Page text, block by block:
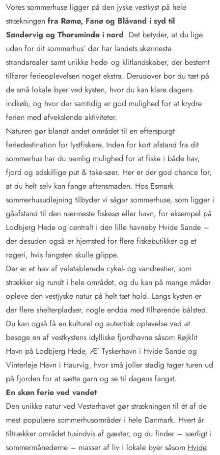
Vores sommerhuse ligger på den jyske vestkyst på hele
strækningen fra Rømø, Fanø og Blåvand i syd til
Søndervig og Thorsminde i nord. Det betyder, at du lige
uden for dit sommerhus’ dør har landets skønneste
strandarealer samt unikke hede- og klitlandskaber, der bestemt
tilfører ferieoplevelsen noget ekstra. Derudover bor du tæt på
de små lokale byer ved kysten, hvor du kan klare dagens
indkøb, og hvor der samtidig er god mulighed for at krydre
ferien med afvekslende aktiviteter.
Naturen gør blandt andet området til en efterspurgt
feriedestination for lystfiskere. Inden for kort afstand fra dit
sommerhus har du nemlig mulighed for at fiske i både hav,
fjord og adskillige put & take-søer. Her er der god chance for,
at du helt selv kan fange aftensmaden. Hos Esmark
sommerhusudlejning tilbyder vi sågar sommerhuse, som ligger i
gåafstand til den nærmeste fiskesø eller havn, for eksempel på
Lodbjerg Hede og centralt i den lille havneby Hvide Sande –
der desuden også er hjemsted for flere fiskebutikker og et
røgeri, hvis fangsten skulle glippe.
Der er et hav af veletablerede cykel- og vandrestier, som
strækker sig rundt i hele området, og du kan på mange måder
opleve den vestjyske natur på helt tæt hold. Langs kysten er
der flere shelterpladser, nogle endda med tilhørende bålsted.
Du kan også få en kulturel og autentisk oplevelse ved at
besøge en af vestkystens idylliske fjordhavne såsom Røjklit
Havn på Lodbjerg Hede, Æ’ Tyskerhavn i Hvide Sande og
Vinterleje Havn i Haurvig, hvor små joller stadig tager turen ud
på fjorden for at sætte garn og se til dagens fangst.
En skøn ferie ved vandet
Den unikke natur ved Vesterhavet gør strækningen til ét af de
mest populære sommerhusområder i hele Danmark. Hvert år
tiltrækker området tusindvis af gæster, og du finder – særligt i
sommermånederne – masser af liv i lokale byer såsom Hvide